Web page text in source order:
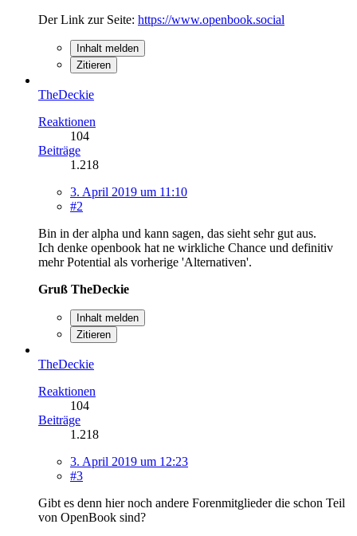
Der Link zur Seite: https://www.openbook.social
Inhalt melden
Zitieren
TheDeckie
Reaktionen
104
Beiträge
1.218
3. April 2019 um 11:10
#2
Bin in der alpha und kann sagen, das sieht sehr gut aus.
Ich denke openbook hat ne wirkliche Chance und definitiv
mehr Potential als vorherige 'Alternativen'.
Gruß TheDeckie
Inhalt melden
Zitieren
TheDeckie
Reaktionen
104
Beiträge
1.218
3. April 2019 um 12:23
#3
Gibt es denn hier noch andere Forenmitglieder die schon Teil
von OpenBook sind?